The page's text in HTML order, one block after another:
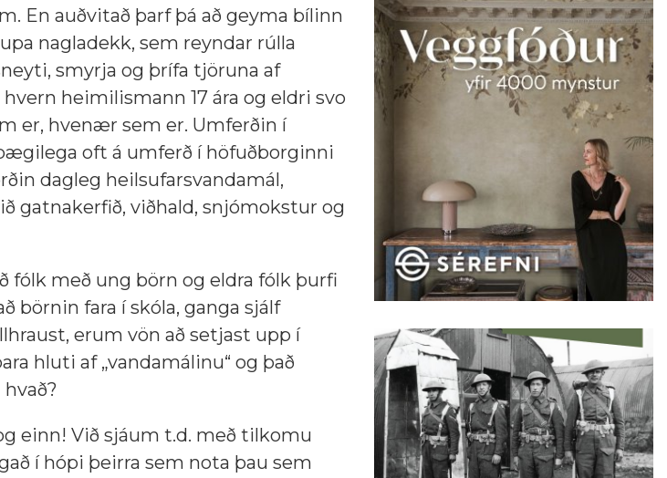
En auðvitað þarf þá að geyma bílinn
nagladekk, sem reyndar rúlla
smyrja og þrífa tjöruna af
heimilismann 17 ára og eldri svo
er, hvenær sem er. Umferðin í
oft á umferð í höfuðborginni
dagleg heilsufarsvandamál,
gatnakerfið, viðhald, snjómokstur og
fólk með ung börn og eldra fólk þurfi
börnin fara í skóla, ganga sjálf
erum vön að setjast upp í
hluti af „vandamálinu“ og það
einn! Við sjáum t.d. með tilkomu
í hópi þeirra sem nota þau sem